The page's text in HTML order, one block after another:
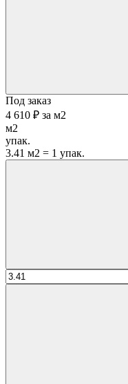
Под заказ
4 610 ₽ за м2
м2
упак.
3.41 м2 = 1 упак.